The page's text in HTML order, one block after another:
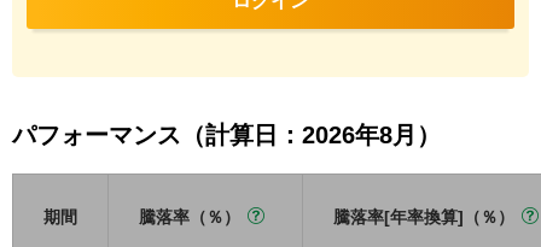
パフォーマンス（計算日：2026年8月）
期間 騰落率（％） 騰落率[年率換算]（％）